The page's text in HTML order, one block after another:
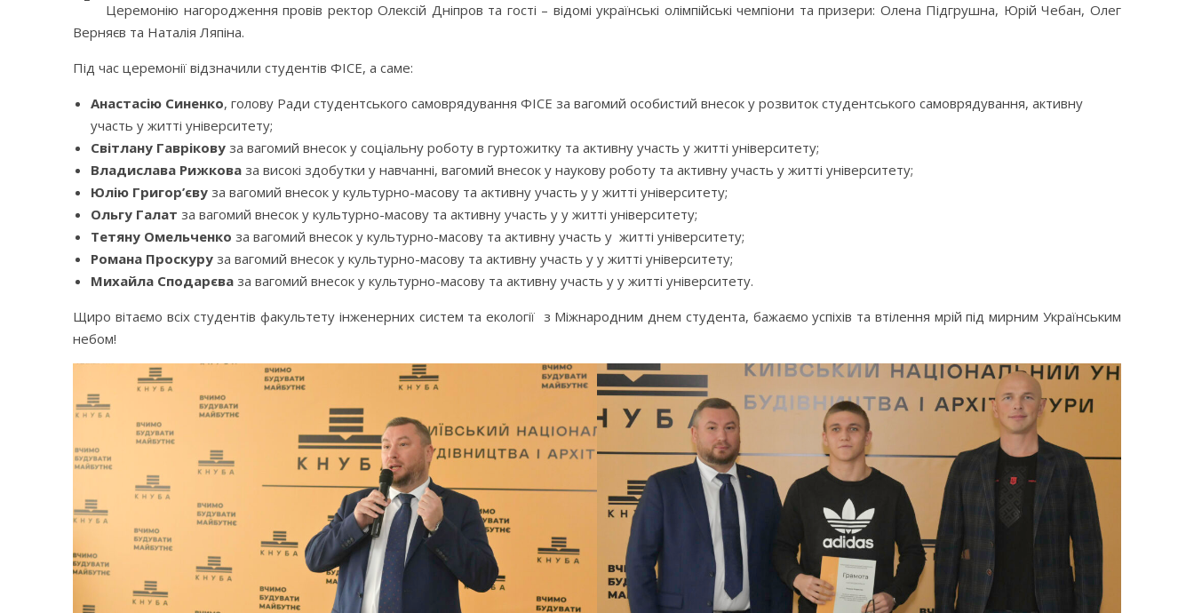
Церемонію нагородження провів ректор Олексій Дніпров та гості – відомі українські олімпійські чемпіони та призери: Олена Підгрушна, Юрій Чебан, Олег
Верняєв та Наталія Ляпіна.
Під час церемонії відзначили студентів ФІСЕ, а саме:
Анастасію Синенко, голову Ради студентського самоврядування ФІСЕ за вагомий особистий внесок у розвиток студентського самоврядування, активну
участь у житті університету;
Світлану Гаврікову за вагомий внесок у соціальну роботу в гуртожитку та активну участь у житті університету;
Владислава Рижкова за високі здобутки у навчанні, вагомий внесок у наукову роботу та активну участь у житті університету;
Юлію Григор’єву за вагомий внесок у культурно-масову та активну участь у у житті університету;
Ольгу Галат за вагомий внесок у культурно-масову та активну участь у у житті університету;
Тетяну Омельченко за вагомий внесок у культурно-масову та активну участь у житті університету;
Романа Проскуру за вагомий внесок у культурно-масову та активну участь у у житті університету;
Михайла Сподарєва за вагомий внесок у культурно-масову та активну участь у у житті університету.
Щиро вітаємо всіх студентів факультету інженерних систем та екології з Міжнародним днем студента, бажаємо успіхів та втілення мрій під мирним Українським
небом!